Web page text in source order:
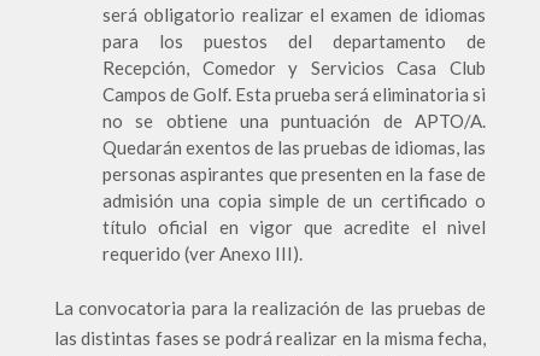
será obligatorio realizar el examen de idiomas
para los puestos del departamento de
Recepción, Comedor y Servicios Casa Club
Campos de Golf. Esta prueba será eliminatoria si
no se obtiene una puntuación de APTO/A.
Quedarán exentos de las pruebas de idiomas, las
personas aspirantes que presenten en la fase de
admisión una copia simple de un certificado o
título oficial en vigor que acredite el nivel
requerido (ver Anexo III).
La convocatoria para la realización de las pruebas de
las distintas fases se podrá realizar en la misma fecha,